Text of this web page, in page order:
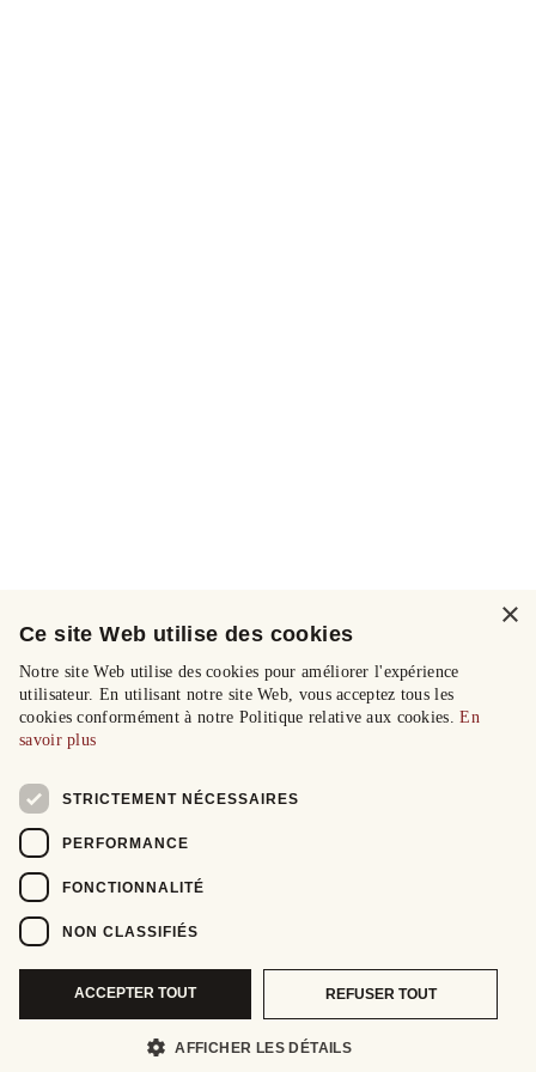
×
Ce site Web utilise des cookies
Notre site Web utilise des cookies pour améliorer l'expérience
utilisateur. En utilisant notre site Web, vous acceptez tous les
cookies conformément à notre Politique relative aux cookies.En
savoir plus
STRICTEMENT NÉCESSAIRES
PERFORMANCE
FONCTIONNALITÉ
NON CLASSIFIÉS
ACCEPTER TOUT REFUSER TOUT
AFFICHER LES DÉTAILS